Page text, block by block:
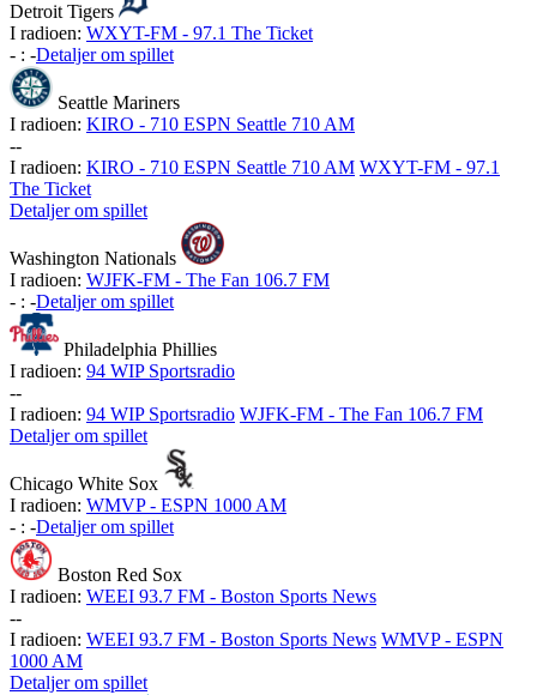
Detroit Tigers
I radioen: WXYT-FM - 97.1 The Ticket
- : -Detaljer om spillet
Seattle Mariners
I radioen: KIRO - 710 ESPN Seattle 710 AM
--
I radioen: KIRO - 710 ESPN Seattle 710 AM WXYT-FM - 97.1
The Ticket
Detaljer om spillet
Washington Nationals
I radioen: WJFK-FM - The Fan 106.7 FM
- : -Detaljer om spillet
Philadelphia Phillies
I radioen: 94 WIP Sportsradio
--
I radioen: 94 WIP Sportsradio WJFK-FM - The Fan 106.7 FM
Detaljer om spillet
Chicago White Sox
I radioen: WMVP - ESPN 1000 AM
- : -Detaljer om spillet
Boston Red Sox
I radioen: WEEI 93.7 FM - Boston Sports News
--
I radioen: WEEI 93.7 FM - Boston Sports News WMVP - ESPN
1000 AM
Detaljer om spillet